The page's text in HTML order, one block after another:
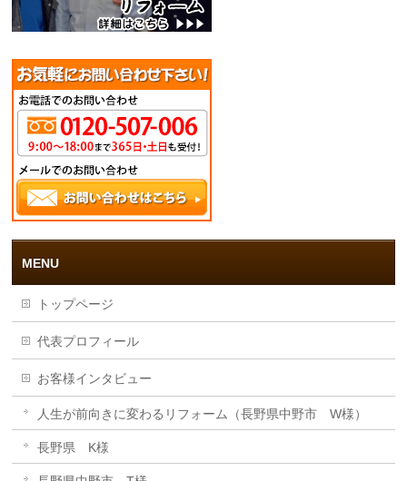
MENU
トップページ
代表プロフィール
お客様インタビュー
人生が前向きに変わるリフォーム（長野県中野市 W様）
長野県 K様